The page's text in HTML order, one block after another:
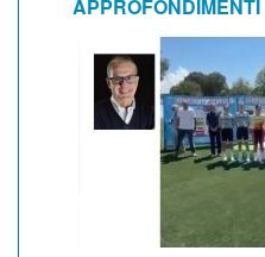
APPROFONDIMENTI